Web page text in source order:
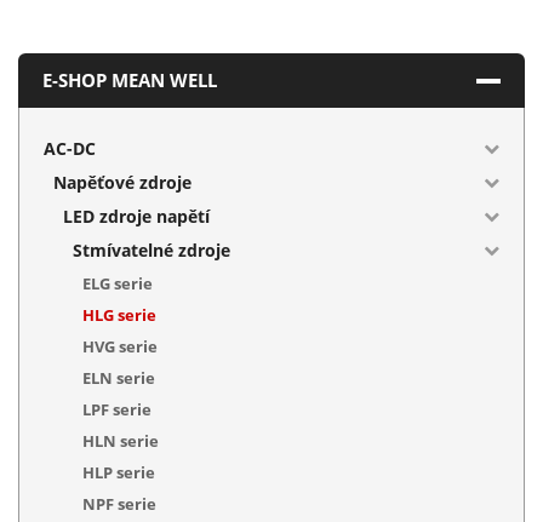
E-SHOP MEAN WELL
AC-DC
Napěťové zdroje
LED zdroje napětí
Stmívatelné zdroje
ELG serie
HLG serie
HVG serie
ELN serie
LPF serie
HLN serie
HLP serie
NPF serie